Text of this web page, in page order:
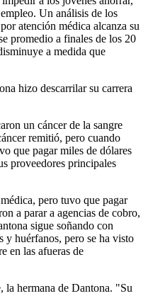
Un análisis de los
atención médica alcanza su
promedio a finales de los 20
a medida que
hizo descarrilar su carrera
un cáncer de la sangre
remitió, pero cuando
que pagar miles de dólares
proveedores principales
pero tuvo que pagar
a parar a agencias de cobro,
sigue soñando con
y huérfanos, pero se ha visto
en las afueras de
la hermana de Dantona. "Su